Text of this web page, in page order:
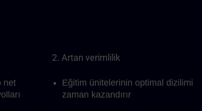
net
2. Artan verimlilik
Eğitim ünitelerinin optimal dizilimi
zaman kazandırır